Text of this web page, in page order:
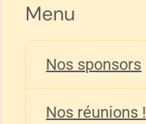
Menu
Nos sponsors
Nos réunions !